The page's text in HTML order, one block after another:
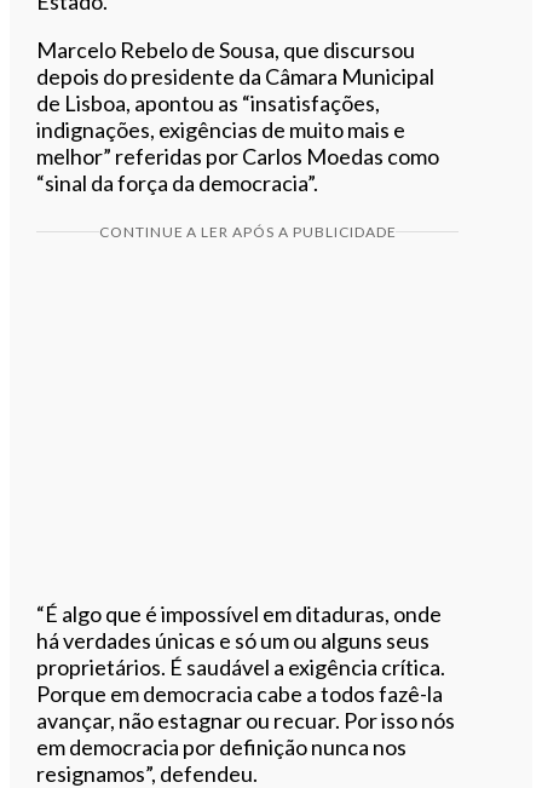
Marcelo Rebelo de Sousa, que discursou
depois do presidente da Câmara Municipal
de Lisboa, apontou as “insatisfações,
indignações, exigências de muito mais e
melhor” referidas por Carlos Moedas como
“sinal da força da democracia”.
CONTINUE A LER APÓS A PUBLICIDADE
“É algo que é impossível em ditaduras, onde
há verdades únicas e só um ou alguns seus
proprietários. É saudável a exigência crítica.
Porque em democracia cabe a todos fazê-la
avançar, não estagnar ou recuar. Por isso nós
em democracia por definição nunca nos
resignamos”, defendeu.